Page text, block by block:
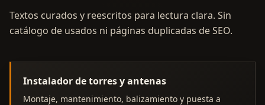
Textos curados y reescritos para lectura clara. Sin
catálogo de usados ni páginas duplicadas de SEO.
Instalador de torres y antenas
Montaje, mantenimiento, balizamiento y puesta a